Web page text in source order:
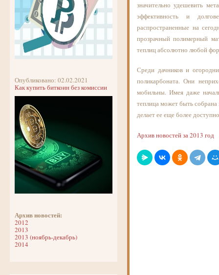
Опубликовано: 02.02.2021
Как купить биткоин без комиссии
Архив новостей:
2012
2013
2013 (ноябрь-декабрь)
2014
значительно удешевить
эффективность и
распространенные на
прозрачный полимерный
теплиц абсолютно любой
Среди дачников и
поликарбоната. Они
мобильны. Имея даже
теплица может быть собрана
делает ее еще более
Архив новостей за 2013 год